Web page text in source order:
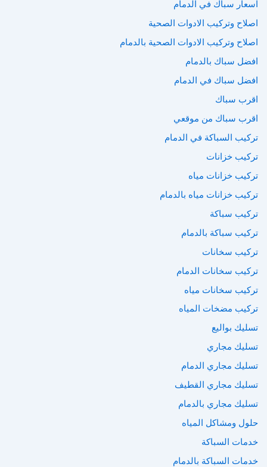
اسعار سباك في الدمام
اصلاح وتركيب الادوات الصحية
اصلاح وتركيب الادوات الصحية بالدمام
افضل سباك بالدمام
افضل سباك في الدمام
اقرب سباك
اقرب سباك من موقعي
تركيب السباكة في الدمام
تركيب خزانات
تركيب خزانات مياه
تركيب خزانات مياه بالدمام
تركيب سباكة
تركيب سباكة بالدمام
تركيب سخانات
تركيب سخانات الدمام
تركيب سخانات مياه
تركيب مضخات المياه
تسليك بواليع
تسليك مجاري
تسليك مجاري الدمام
تسليك مجاري القطيف
تسليك مجاري بالدمام
حلول ومشاكل المياه
خدمات السباكة
خدمات السباكة بالدمام